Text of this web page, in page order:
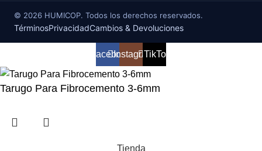
© 2026 HUMICOP. Todos los derechos reservados.
TérminosPrivacidadCambios & Devoluciones
FacebookInstagramTikTok
Tarugo Para Fibrocemento 3-6mm
Tienda